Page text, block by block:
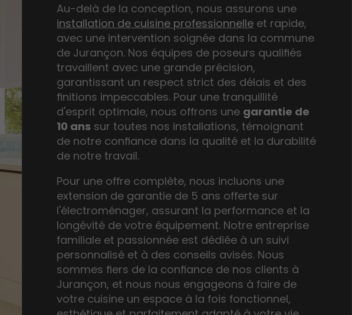
Au-delà de la conception, nous assurons une
installation de cuisine professionnelle et rapide,
avec une intervention soignée dans la commune
de Jurançon. Nos équipes de poseurs qualifiés
travaillent avec une grande précision,
garantissant un respect strict des délais et des
finitions impeccables. Pour une tranquillité
d'esprit optimale, nous offrons une garantie de
10 ans sur toutes nos installations, témoignant
de notre confiance dans la qualité et la durabilité
de notre travail.
Pour une offre complète, nous incluons une
extension de garantie de 5 ans offerte sur
l'électroménager, assurant la performance et la
longévité de votre équipement. Notre entreprise
familiale et passionnée est dédiée à un suivi
personnalisé et à des conseils avisés. Nous
sommes fiers de la confiance de nos clients à
Jurançon, et nous nous engageons à faire de
votre cuisine un espace à la fois fonctionnel,